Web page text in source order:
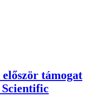
először támogat